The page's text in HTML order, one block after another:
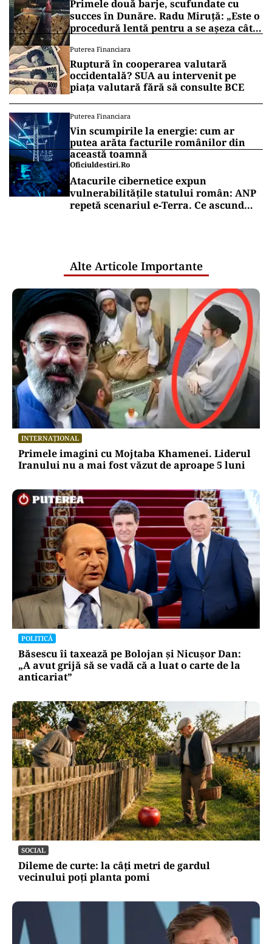
Primele două barje, scufundate cu
succes în Dunăre. Radu Miruță: „Este o
procedură lentă pentru a se așeza cât
Puterea Financiara
Ruptură în cooperarea valutară
occidentală? SUA au intervenit pe
piața valutară fără să consulte BCE
Puterea Financiara
Vin scumpirile la energie: cum ar
putea arăta facturile românilor din
această toamnă
Oficiuldestiri.ro
Atacurile cibernetice expun
vulnerabilitățile statului român: ANP
repetă scenariul e‑Terra. Ce ascund
Alte Articole Importante
INTERNAȚIONAL
Primele imagini cu Mojtaba Khamenei. Liderul
Iranului nu a mai fost văzut de aproape 5 luni
POLITICĂ
Băsescu îi taxează pe Bolojan și Nicușor Dan:
„A avut grijă să se vadă că a luat o carte de la
anticariat”
SOCIAL
Dileme de curte: la câți metri de gardul
vecinului poți planta pomi